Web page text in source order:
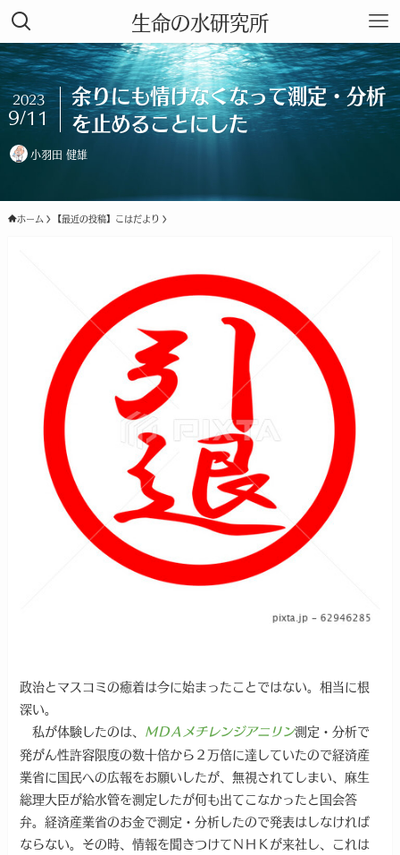
生命の水研究所
余りにも情けなくなって測定・分析
を止めることにした
2023
9/11
小羽田 健雄
ホーム 【最近の投稿】こはだより
政治とマスコミの癒着は今に始まったことではない。相当に根
深い。
私が体験したのは、 ＭＤＡメチレンジアニリン測定・分析で
発がん性許容限度の数十倍から２万倍に達していたので経済産
業省に国民への広報をお願いしたが、無視されてしまい、麻生
総理大臣が給水管を測定したが何も出てこなかったと国会答
弁。経済産業省のお金で測定・分析したので発表はしなければ
ならない。その時、情報を聞きつけてＮＨＫが来社し、これは